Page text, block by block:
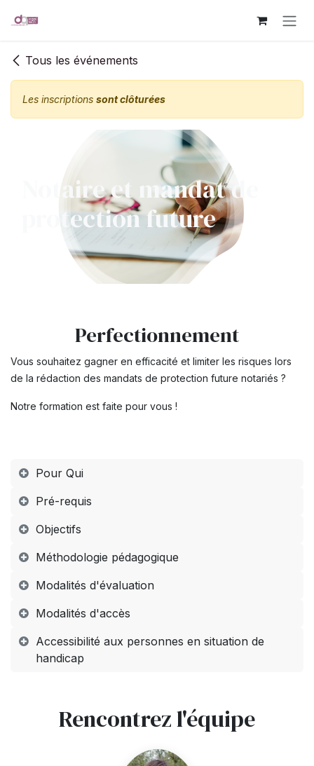
Tous les événements
Les inscriptions sont clôturées
Notaire et mandat de
protection future
Perfectionnement
Vous souhaitez gagner en efficacité et limiter les risques lors
de la rédaction des mandats de protection future notariés ?
Notre formation est faite pour vous !
Pour Qui
Pré-requis
Objectifs
Méthodologie pédagogique
Modalités d'évaluation
Modalités d'accès
Accessibilité aux personnes en situation de
handicap
Rencontrez l'équipe